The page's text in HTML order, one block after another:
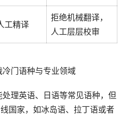
工精译
拒绝机械翻译，
人工层层校审
门语种与专业领域
理英语、日语等常见语种，但
国家，如冰岛语、拉丁语或者